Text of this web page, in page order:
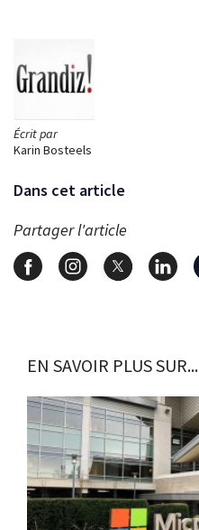
Écrit par
Karin Bosteels
Dans cet article
Partager l'article
EN SAVOIR PLUS SUR...